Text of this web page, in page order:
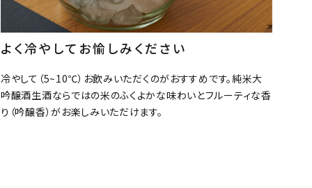
よく冷やしてお愉しみください
冷やして（5~10℃）お飲みいただくのがおすすめです。純米大
吟醸酒生酒ならではの米のふくよかな味わいとフルーティな香
り（吟醸香）がお楽しみいただけます。